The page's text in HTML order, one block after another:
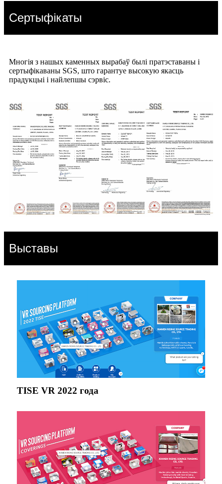
Сертыфікаты
Многія з нашых каменных вырабаў былі пратэставаны і
сертыфікаваны SGS, што гарантуе высокую якасць
прадукцыі і найлепшы сэрвіс.
Выставы
TISE VR 2022 года